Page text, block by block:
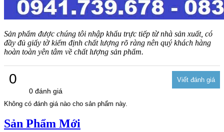
Sản phẩm được chúng tôi nhập khẩu trực tiếp từ nhà sản xuất, có
đầy đủ giấy tờ kiểm định chất lượng rõ ràng nên quý khách hàng
hoàn toàn yên tâm về chất lượng sản phẩm.
0
0 đánh giá
Không có đánh giá nào cho sản phẩm này.
Sản Phẩm Mới